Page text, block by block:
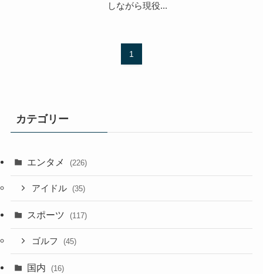
しながら現役...
1
カテゴリー
エンタメ (226)
アイドル (35)
スポーツ (117)
ゴルフ (45)
国内 (16)